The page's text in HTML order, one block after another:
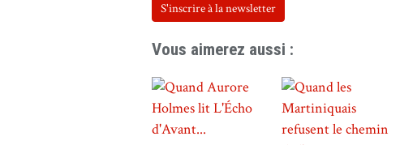
S'inscrire à la newsletter
Vous aimerez aussi :